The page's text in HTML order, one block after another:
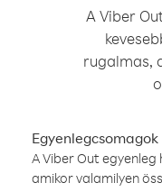
A Viber
rugalmas,
Egyenlegcsomagok
A Viber Out egyenleg
amikor valamilyen